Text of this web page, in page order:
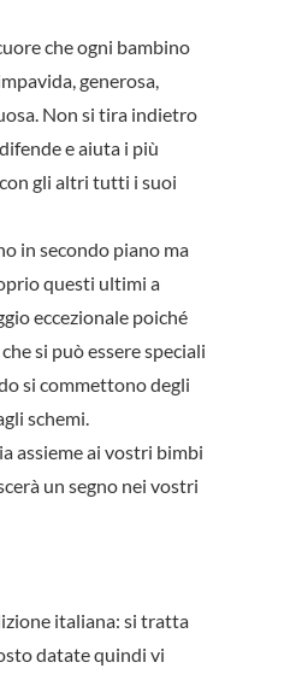
che ogni bambino
generosa,
Non si tira indietro
e aiuta i più
gli altri tutti i suoi
in secondo piano ma
questi ultimi a
eccezionale poiché
si può essere speciali
si commettono degli
schemi.
assieme ai vostri bimbi
un segno nei vostri
italiana: si tratta
datate quindi vi